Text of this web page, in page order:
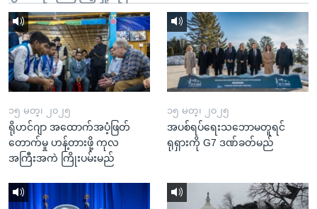
၁၅ မတ္၊ ၂၀၂၅
ရိုဟင်ဂျာ အထောက်အပံ့ဖြတ်
တောက်မှု ဟန့်တားဖို့ ကုလ
အကြီးအကဲ ကြိုးပမ်းမည်
၁၅ မတ္၊ ၂၀၂၅
အပစ်ရပ်ရေးသဘောမတူရင်
ရုရှားကို G7 ဒဏ်ခတ်မည်